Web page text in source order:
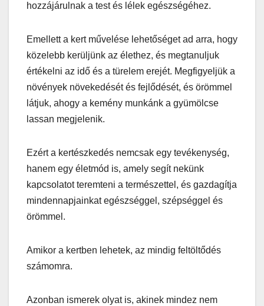
hozzájárulnak a test és lélek egészségéhez.
Emellett a kert művelése lehetőséget ad arra, hogy
közelebb kerüljünk az élethez, és megtanuljuk
értékelni az idő és a türelem erejét. Megfigyeljük a
növények növekedését és fejlődését, és örömmel
látjuk, ahogy a kemény munkánk a gyümölcse
lassan megjelenik.
Ezért a kertészkedés nemcsak egy tevékenység,
hanem egy életmód is, amely segít nekünk
kapcsolatot teremteni a természettel, és gazdagítja
mindennapjainkat egészséggel, szépséggel és
örömmel.
Amikor a kertben lehetek, az mindig feltöltődés
számomra.
Azonban ismerek olyat is, akinek mindez nem